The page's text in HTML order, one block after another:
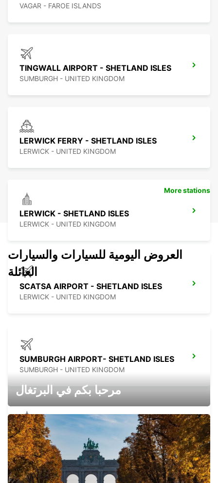
VAGAR - FAROE ISLANDS
TINGWALL AIRPORT - SHETLAND ISLES
SUMBURGH - UNITED KINGDOM
LERWICK FERRY - SHETLAND ISLES
LERWICK - UNITED KINGDOM
LERWICK - SHETLAND ISLES
LERWICK - UNITED KINGDOM
SCATSA AIRPORT - SHETLAND ISLES
LERWICK - UNITED KINGDOM
SUMBURGH AIRPORT- SHETLAND ISLES
SUMBURGH - UNITED KINGDOM
KIRKWALL - ORKNEY ISLANDS
KIRKWALL - UNITED KINGDOM
More stations
العروض اليومية للسيارات والسيارات
العائلة
مرحبا بكم في البرتغال